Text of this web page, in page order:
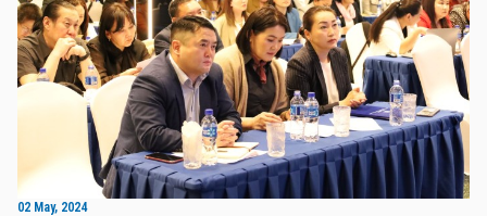
02 May, 2024